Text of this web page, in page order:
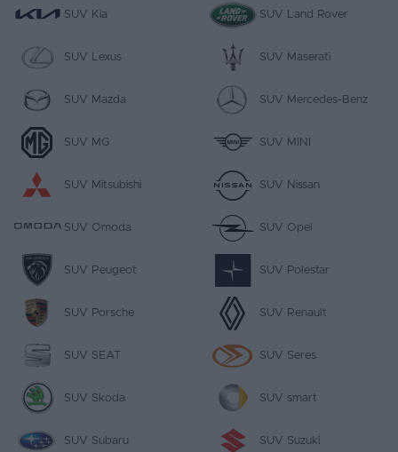
SUV Kia SUV Land Rover
SUV Lexus SUV Maserati
SUV Mazda SUV Mercedes-Benz
SUV MG SUV MINI
SUV Mitsubishi SUV Nissan
SUV Omoda SUV Opel
SUV Peugeot SUV Polestar
SUV Porsche SUV Renault
SUV SEAT SUV Seres
SUV Skoda SUV smart
SUV Subaru SUV Suzuki